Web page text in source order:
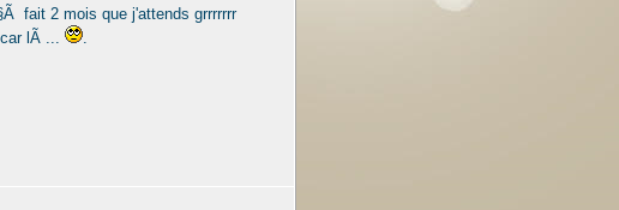
fait 2 mois que j'attends grrrrrrr
lÃ ... .